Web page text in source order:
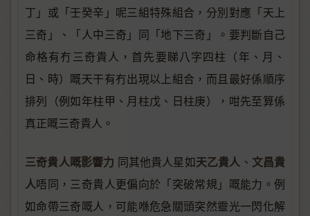
丁」或「壬癸辛」呢三組特殊組合，分別對應「天上
三奇」、「人中三奇」同「地下三奇」。要判斷自己
命格有冇三奇貴人，首先要睇八字四柱（年、月、
日、時）嘅天干有冇出現以上組合，而且最好係順序
排列（例如年柱甲、月柱戊、日柱庚），咁先至算係
真正嘅三奇貴人。
三奇貴人嘅影響力 同其他貴人星如天乙貴人 、 文昌貴
人唔同，三奇貴人更偏向於「突破常規」嘅能力。例
如命帶三奇嘅人，可能喺危急關頭突然靈光一閃化解